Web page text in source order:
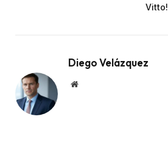
Vitto!
Diego Velázquez
Website